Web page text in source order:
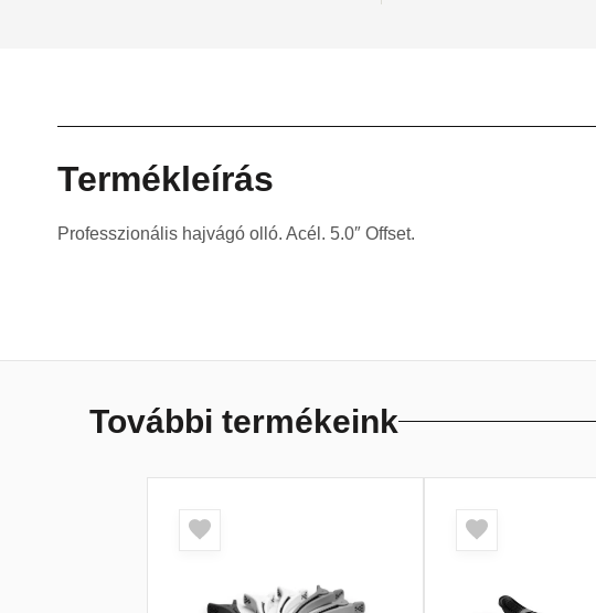
Termékleírás
Professzionális hajvágó olló. Acél. 5.0″ Offset.
További termékeink